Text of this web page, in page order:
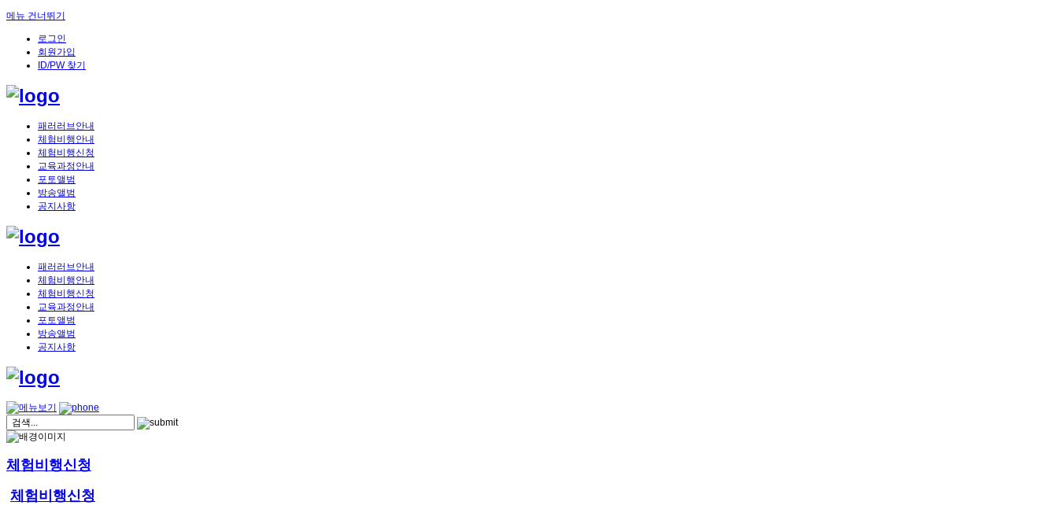
메뉴 건너뛰기
로그인
회원가입
ID/PW 찾기
패러러브안내
체험비행안내
체험비행신청
교육과정안내
포토앨범
방송앨범
공지사항
패러러브안내
체험비행안내
체험비행신청
교육과정안내
포토앨범
방송앨범
공지사항
체험비행신청
체험비행신청